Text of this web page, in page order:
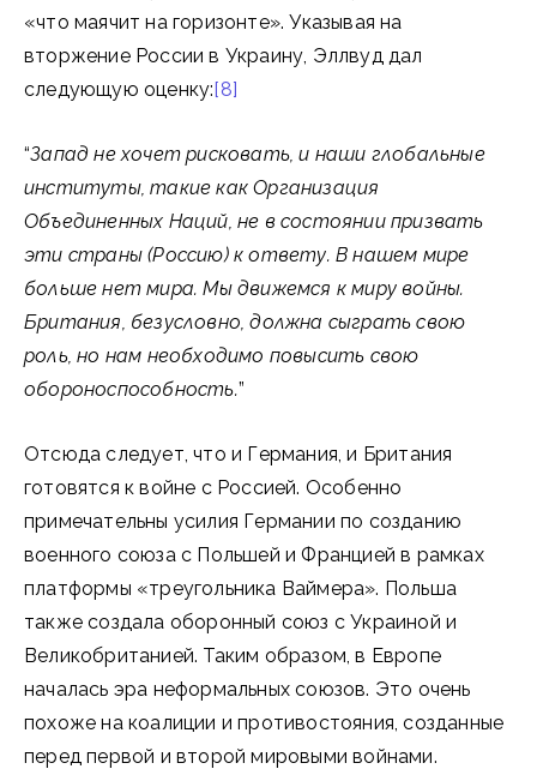
«что маячит на горизонте». Указывая на
вторжение России в Украину, Эллвуд дал
следующую оценку:[8]
“Запад не хочет рисковать, и наши глобальные
институты, такие как Организация
Объединенных Наций, не в состоянии призвать
эти страны (Россию) к ответу. В нашем мире
больше нет мира. Мы движемся к миру войны.
Британия, безусловно, должна сыграть свою
роль, но нам необходимо повысить свою
обороноспособность.”
Отсюда следует, что и Германия, и Британия
готовятся к войне с Россией. Особенно
примечательны усилия Германии по созданию
военного союза с Польшей и Францией в рамках
платформы «треугольника Ваймера». Польша
также создала оборонный союз с Украиной и
Великобританией. Таким образом, в Европе
началась эра неформальных союзов. Это очень
похоже на коалиции и противостояния, созданные
перед первой и второй мировыми войнами.